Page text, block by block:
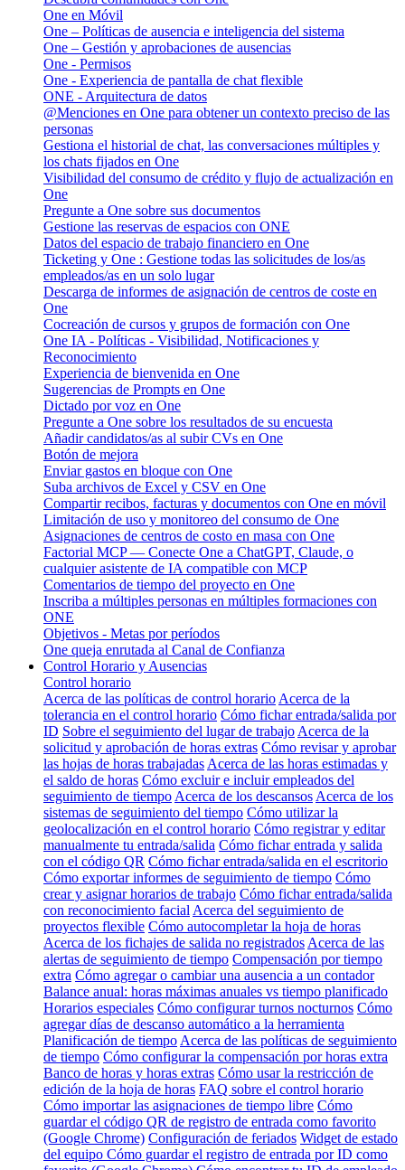
One en Móvil
One – Políticas de ausencia e inteligencia del sistema
One – Gestión y aprobaciones de ausencias
One - Permisos
One - Experiencia de pantalla de chat flexible
ONE - Arquitectura de datos
@Menciones en One para obtener un contexto preciso de las
personas
Gestiona el historial de chat, las conversaciones múltiples y
los chats fijados en One
Visibilidad del consumo de crédito y flujo de actualización en
One
Pregunte a One sobre sus documentos
Gestione las reservas de espacios con ONE
Datos del espacio de trabajo financiero en One
Ticketing y One : Gestione todas las solicitudes de los/as
empleados/as en un solo lugar
Descarga de informes de asignación de centros de coste en
One
Cocreación de cursos y grupos de formación con One
One IA - Políticas - Visibilidad, Notificaciones y
Reconocimiento
Experiencia de bienvenida en One
Sugerencias de Prompts en One
Dictado por voz en One
Pregunte a One sobre los resultados de su encuesta
Añadir candidatos/as al subir CVs en One
Botón de mejora
Enviar gastos en bloque con One
Suba archivos de Excel y CSV en One
Compartir recibos, facturas y documentos con One en móvil
Limitación de uso y monitoreo del consumo de One
Asignaciones de centros de costo en masa con One
Factorial MCP — Conecte One a ChatGPT, Claude, o
cualquier asistente de IA compatible con MCP
Comentarios de tiempo del proyecto en One
Inscriba a múltiples personas en múltiples formaciones con
ONE
Objetivos - Metas por períodos
One queja enrutada al Canal de Confianza
Control Horario y Ausencias
Control horario
Acerca de las políticas de control horario Acerca de la
tolerancia en el control horario Cómo fichar entrada/salida por
ID Sobre el seguimiento del lugar de trabajo Acerca de la
solicitud y aprobación de horas extras Cómo revisar y aprobar
las hojas de horas trabajadas Acerca de las horas estimadas y
el saldo de horas Cómo excluir e incluir empleados del
seguimiento de tiempo Acerca de los descansos Acerca de los
sistemas de seguimiento del tiempo Cómo utilizar la
geolocalización en el control horario Cómo registrar y editar
manualmente tu entrada/salida Cómo fichar entrada y salida
con el código QR Cómo fichar entrada/salida en el escritorio
Cómo exportar informes de seguimiento de tiempo Cómo
crear y asignar horarios de trabajo Cómo fichar entrada/salida
con reconocimiento facial Acerca del seguimiento de
proyectos flexible Cómo autocompletar la hoja de horas
Acerca de los fichajes de salida no registrados Acerca de las
alertas de seguimiento de tiempo Compensación por tiempo
extra Cómo agregar o cambiar una ausencia a un contador
Balance anual: horas máximas anuales vs tiempo planificado
Horarios especiales Cómo configurar turnos nocturnos Cómo
agregar días de descanso automático a la herramienta
Planificación de tiempo Acerca de las políticas de seguimiento
de tiempo Cómo configurar la compensación por horas extra
Banco de horas y horas extras Cómo usar la restricción de
edición de la hoja de horas FAQ sobre el control horario
Cómo importar las asignaciones de tiempo libre Cómo
guardar el código QR de registro de entrada como favorito
(Google Chrome) Configuración de feriados Widget de estado
del equipo Cómo guardar el registro de entrada por ID como